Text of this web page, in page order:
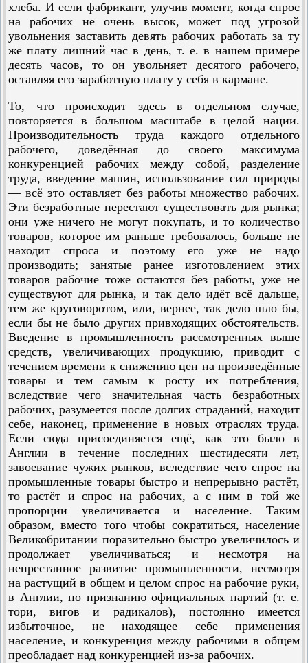
хлеба. И если фабрикант, улучив момент, когда спрос
на рабочих не очень высок, может под угрозой
увольнения заставить девять рабочих работать за ту
же плату лишний час в день, т. е. в нашем примере
десять часов, то он увольняет десятого рабочего,
оставляя его заработную плату у себя в кармане.
То, что происходит здесь в отдельном случае,
повторяется в большом масштабе в целой нации.
Производительность труда каждого отдельного
рабочего, доведённая до своего максимума
конкуренцией рабочих между собой, разделение
труда, введение машин, использование сил природы
— всё это оставляет без работы множество рабочих.
Эти безработные перестают существовать для рынка;
они уже ничего не могут покупать, и то количество
товаров, которое им раньше требовалось, больше не
находит спроса и поэтому его уже не надо
производить; занятые ранее изготовлением этих
товаров рабочие тоже остаются без работы, уже не
существуют для рынка, и так дело идёт всё дальше,
тем же круговоротом, или, вернее, так дело шло бы,
если бы не было других привходящих обстоятельств.
Введение в промышленность рассмотренных выше
средств, увеличивающих продукцию, приводит с
течением времени к снижению цен на произведённые
товары и тем самым к росту их потребления,
вследствие чего значительная часть безработных
рабочих, разу­меется после долгих страданий, находит
себе, наконец, приме­нение в новых отраслях труда.
Если сюда присоединяется ещё, как это было в
Англии в течение последних шестидесяти лет,
завоевание чужих рынков, вследствие чего спрос на
промы­шленные товары быстро и непрерывно растёт,
то растёт и спрос на рабочих, а с ним в той же
пропорции увеличивается и население. Таким
образом, вместо того чтобы сократиться, население
Великобритании поразительно быстро увеличилось и
продолжает увеличиваться; и несмотря на
непрестанное развитие промышленности, несмотря
на растущий в общем и целом спрос на рабочие руки,
в Англии, по признанию официальных партий (т. е.
тори, вигов и радикалов), постоянно имеется
избыточное, не находящее себе применения
население, и конкуренция между рабочими в общем
преобладает над конкурен­цией из-за рабочих.